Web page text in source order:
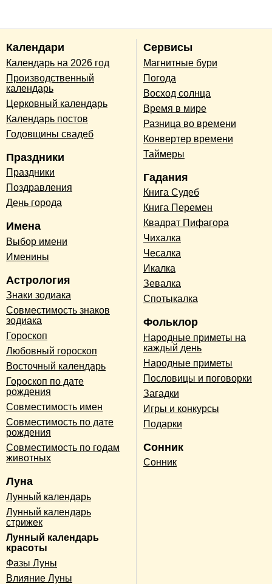
Календари
Календарь на 2026 год
Производственный
календарь
Церковный календарь
Календарь постов
Годовщины свадеб
Праздники
Праздники
Поздравления
День города
Имена
Выбор имени
Именины
Астрология
Знаки зодиака
Совместимость знаков
зодиака
Гороскоп
Любовный гороскоп
Восточный календарь
Гороскоп по дате
рождения
Совместимость имен
Совместимость по дате
рождения
Совместимость по годам
животных
Луна
Лунный календарь
Лунный календарь
стрижек
Лунный календарь
красоты
Фазы Луны
Влияние Луны
Сервисы
Магнитные бури
Погода
Восход солнца
Время в мире
Разница во времени
Конвертер времени
Таймеры
Гадания
Книга Судеб
Книга Перемен
Квадрат Пифагора
Чихалка
Чесалка
Икалка
Зевалка
Спотыкалка
Фольклор
Народные приметы на
каждый день
Народные приметы
Пословицы и поговорки
Загадки
Игры и конкурсы
Подарки
Сонник
Сонник